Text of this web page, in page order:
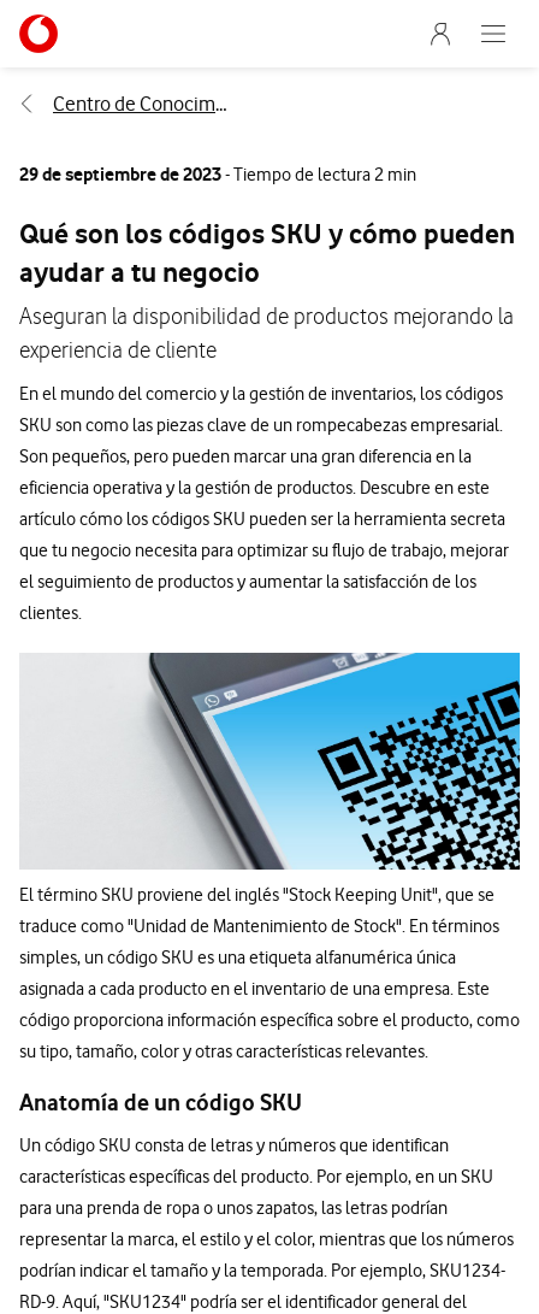
Ir a la pagina principal de vodafone.es
Menu
Abre
Centro de Conocimiento
29 de septiembre de 2023- Tiempo de lectura 2 min
Qué son los códigos SKU y cómo pueden
ayudar a tu negocio
Aseguran la disponibilidad de productos mejorando la
experiencia de cliente
En el mundo del comercio y la gestión de inventarios, los códigos
SKU son como las piezas clave de un rompecabezas empresarial.
Son pequeños, pero pueden marcar una gran diferencia en la
eficiencia operativa y la gestión de productos. Descubre en este
artículo cómo los códigos SKU pueden ser la herramienta secreta
que tu negocio necesita para optimizar su flujo de trabajo, mejorar
el seguimiento de productos y aumentar la satisfacción de los
clientes.
El término SKU proviene del inglés "Stock Keeping Unit", que se
traduce como "Unidad de Mantenimiento de Stock". En términos
simples, un código SKU es una etiqueta alfanumérica única
asignada a cada producto en el inventario de una empresa. Este
código proporciona información específica sobre el producto, como
su tipo, tamaño, color y otras características relevantes.
Anatomía de un código SKU
Un código SKU consta de letras y números que identifican
características específicas del producto. Por ejemplo, en un SKU
para una prenda de ropa o unos zapatos, las letras podrían
representar la marca, el estilo y el color, mientras que los números
podrían indicar el tamaño y la temporada. Por ejemplo, SKU1234-
RD-9. Aquí, "SKU1234" podría ser el identificador general del